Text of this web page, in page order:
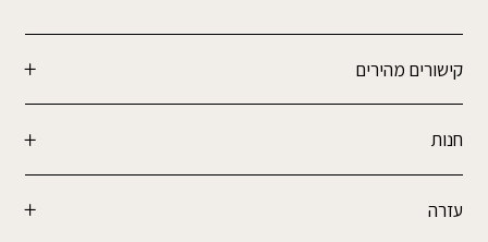
קישורים מהירים
חנות
עזרה